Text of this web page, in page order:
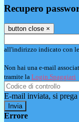
Recupero
button close ×
all'indirizzo indicato con
Non hai una e-mail
tramite la Login Spaggiari
E-mail inviata, si
Errore